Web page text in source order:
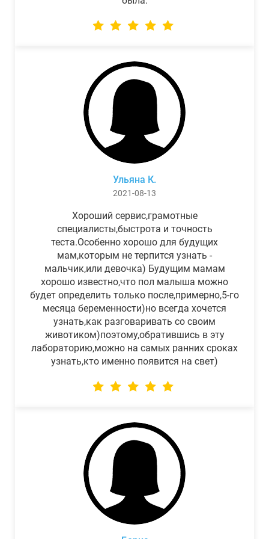
Ульяна К.
2021-08-13
Хороший сервис,грамотные
специалисты,быстрота и точность
теста.Особенно хорошо для будущих
мам,которым не терпится узнать -
мальчик,или девочка) Будущим мамам
хорошо известно,что пол малыша можно
будет определить только после,примерно,5-го
месяца беременности)но всегда хочется
узнать,как разговаривать со своим
животиком)поэтому,обратившись в эту
лабораторию,можно на самых ранних сроках
узнать,кто именно появится на свет)